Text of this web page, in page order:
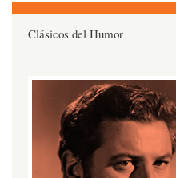
Clásicos del Humor